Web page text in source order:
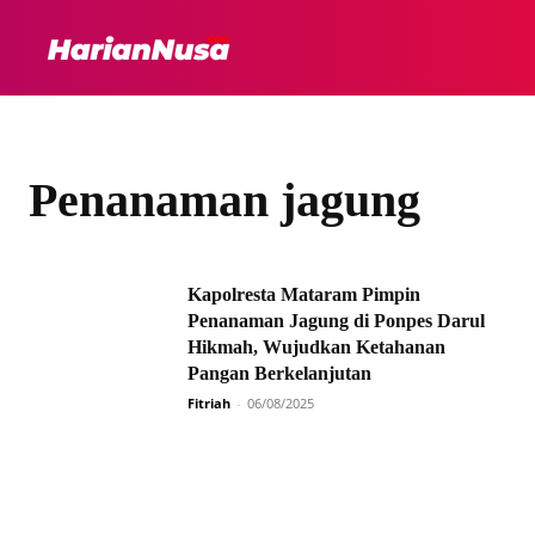
Penanaman jagung
Kapolresta Mataram Pimpin
Penanaman Jagung di Ponpes Darul
Hikmah, Wujudkan Ketahanan
Pangan Berkelanjutan
Fitriah - 06/08/2025